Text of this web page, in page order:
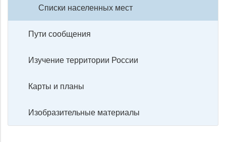
Списки населенных мест
Пути сообщения
Изучение территории России
Карты и планы
Изобразительные материалы